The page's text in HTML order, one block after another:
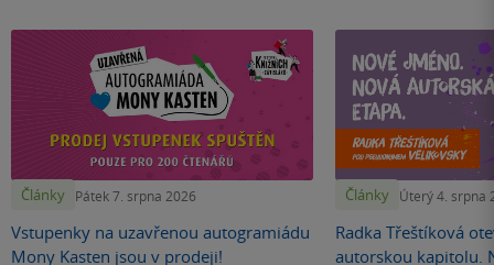
Články Pátek 7. srpna 2026
Vstupenky na uzavřenou autogramiádu
Mony Kasten jsou v prodeji!
Články Úterý 4. srpna
Radka Třeštíková
autorskou kapitolu.